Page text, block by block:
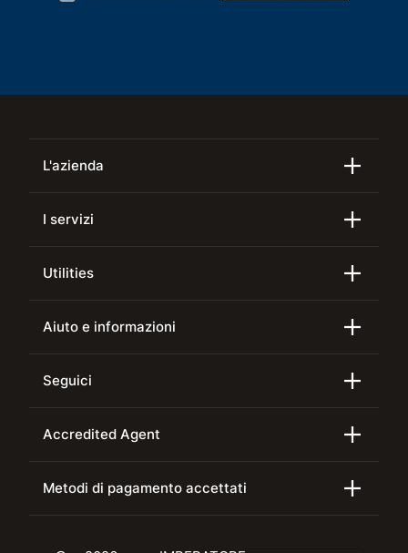
L'azienda
I servizi
Utilities
Aiuto e informazioni
Seguici
Accredited Agent
Metodi di pagamento accettati